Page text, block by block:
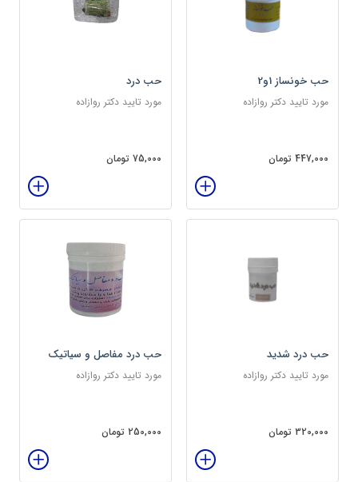
حب خونساز 1و2
مورد تایید دکتر روازاده
447,000 تومان
حب درد
مورد تایید دکتر روازاده
75,000 تومان
حب درد شدید
مورد تایید دکتر روازاده
320,000 تومان
حب درد مفاصل و سیاتیک
مورد تایید دکتر روازاده
250,000 تومان